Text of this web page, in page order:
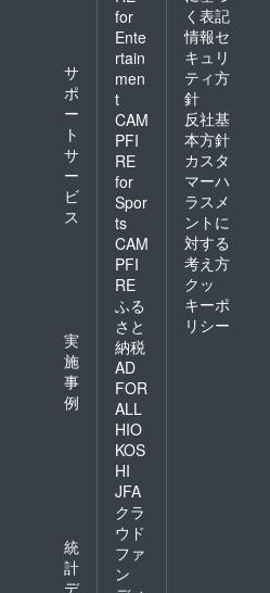
サ
ポ
ー
ト
サ
ー
ビ
ス
実
施
事
例
統
計
デ
for
Ente
rtain
men
t
CAM
PFI
RE
for
Spor
ts
CAM
PFI
RE
ふる
さと
納税
AD
FOR
ALL
HIO
KOS
HI
JFA
クラ
ウド
ファ
ン
く表記
情報セ
キュリ
ティ方
針
反社基
本方針
カスタ
マーハ
ラスメ
ントに
対する
考え方
クッ
キーポ
リシー